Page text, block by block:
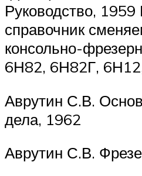
Руководство, 1959
справочник
консольно-
6Н82, 6Н82Г,
Аврутин С.В.
дела, 1962
Аврутин С.В.